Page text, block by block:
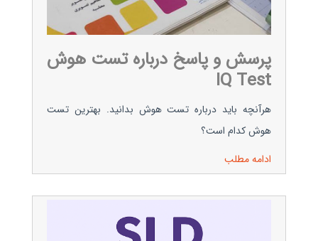
پرسش و پاسخ درباره تست هوش
IQ Test
هرآنچه باید درباره تست هوش بدانید. بهترین تست
هوش کدام است؟
ادامه مطلب